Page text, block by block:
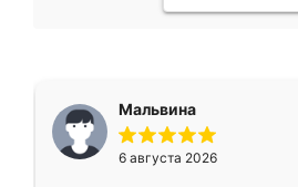
Мальвина
6 августа 2026